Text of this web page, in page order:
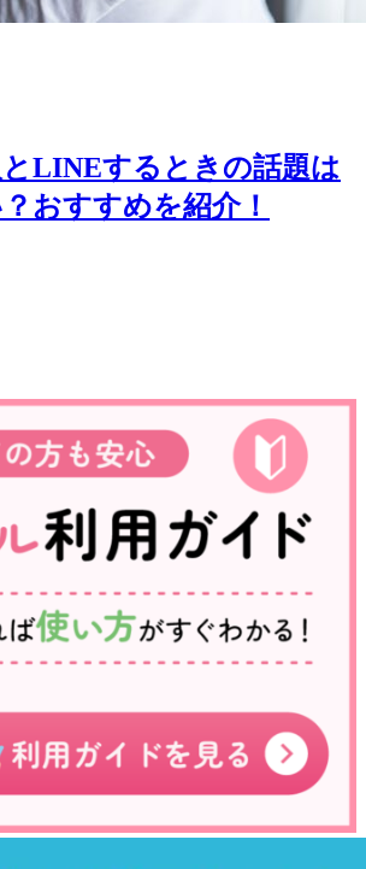
LINEするときの話題は
おすすめを紹介！